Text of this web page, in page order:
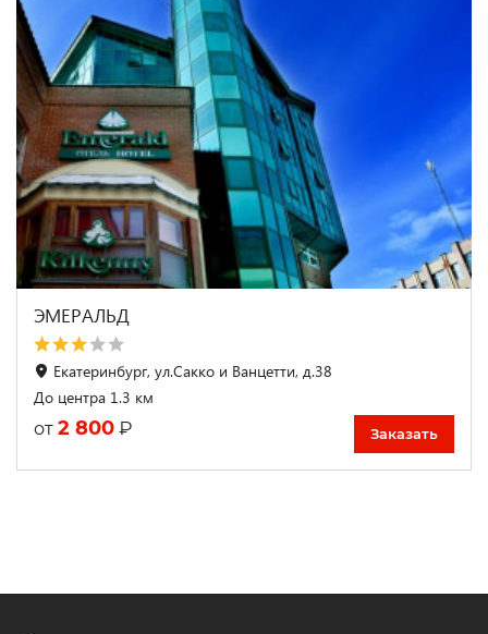
ЭМЕРАЛЬД
Екатеринбург, ул.Сакко и Ванцетти, д.38
До центра 1.3 км
от 2 800 ₽ Заказать